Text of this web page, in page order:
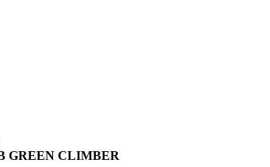
GREEN CLIMBER